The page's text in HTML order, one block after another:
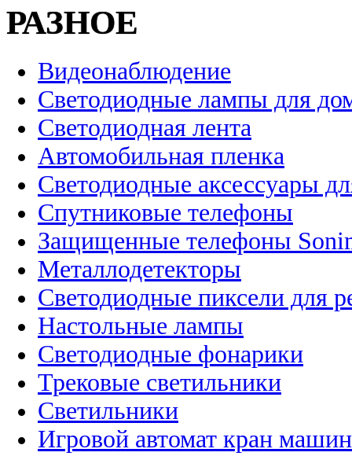
РАЗНОЕ
Видеонаблюдение
Светодиодные лампы для
Светодиодная лента
Автомобильная пленка
Светодиодные аксессуары
Спутниковые телефоны
Защищенные телефоны
Металлодетекторы
Светодиодные пиксели для
Настольные лампы
Светодиодные фонарики
Трековые светильники
Светильники
Игровой автомат кран